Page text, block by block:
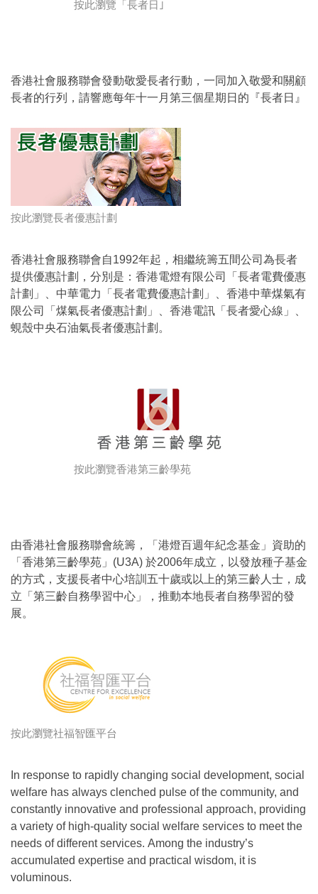
按此瀏覽「長者日｣
香港社會服務聯會發動敬愛長者行動，一同加入敬愛和關顧
長者的行列，請響應每年十一月第三個星期日的『長者日』
按此瀏覽長者優惠計劃
香港社會服務聯會自1992年起，相繼統籌五間公司為長者
提供優惠計劃，分別是：香港電燈有限公司「長者電費優惠
計劃」、中華電力「長者電費優惠計劃」、香港中華煤氣有
限公司「煤氣長者優惠計劃」、香港電訊「長者愛心線」、
蜆殼中央石油氣長者優惠計劃。
按此瀏覽香港第三齡學苑
由香港社會服務聯會統籌，「港燈百週年紀念基金」資助的
「香港第三齡學苑」(U3A) 於2006年成立，以發放種子基金
的方式，支援長者中心培訓五十歲或以上的第三齡人士，成
立「第三齡自務學習中心」，推動本地長者自務學習的發
展。
按此瀏覽社福智匯平台
In response to rapidly changing social development, social
welfare has always clenched pulse of the community, and
constantly innovative and professional approach, providing
a variety of high-quality social welfare services to meet the
needs of different services. Among the industry’s
accumulated expertise and practical wisdom, it is
voluminous.